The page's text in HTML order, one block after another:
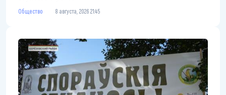
Общество 8 августа, 2026 21:45